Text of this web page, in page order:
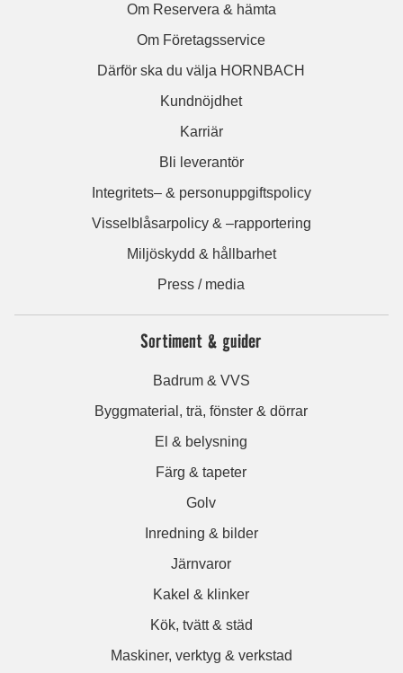
Om Reservera & hämta
Om Företagsservice
Därför ska du välja HORNBACH
Kundnöjdhet
Karriär
Bli leverantör
Integritets– & personuppgiftspolicy
Visselblåsarpolicy & –rapportering
Miljöskydd & hållbarhet
Press / media
Sortiment & guider
Badrum & VVS
Byggmaterial, trä, fönster & dörrar
El & belysning
Färg & tapeter
Golv
Inredning & bilder
Järnvaror
Kakel & klinker
Kök, tvätt & städ
Maskiner, verktyg & verkstad